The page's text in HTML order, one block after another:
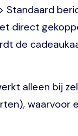
Standaard
direct
de
alleen bij
waarvoor